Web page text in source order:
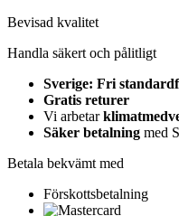
Bevisad kvalitet
Handla säkert och pålitligt
Sverige: Fri
Gratis returer
Vi arbetar
Säker betalning med
Betala bekvämt med
Förskottsbetalning